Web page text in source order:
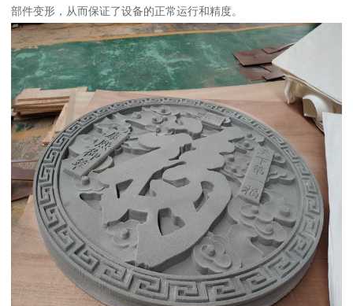
部件变形，从而保证了设备的正常运行和精度。